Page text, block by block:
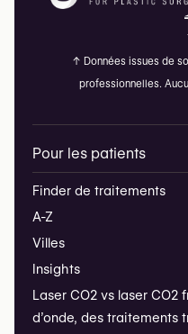
↑ Données issues de
professionnelles.
Pour les patients
Finder de traitements
A-Z
Villes
Insights
Laser CO2 vs laser
d’onde, des traitements